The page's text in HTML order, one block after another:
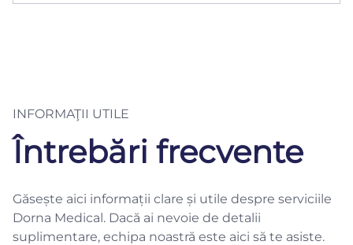
INFORMAŢII UTILE
Întrebări frecvente
Găsește aici informații clare și utile despre serviciile
Dorna Medical. Dacă ai nevoie de detalii
suplimentare, echipa noastră este aici să te asiste.